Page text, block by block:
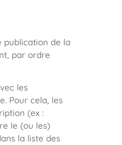
publication de la
par ordre
les
Pour cela, les
(ex :
le (ou les)
la liste des